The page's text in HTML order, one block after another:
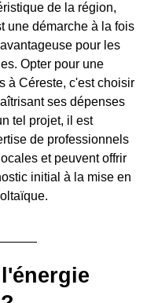
de la région,
une démarche à la fois
pour les
Opter pour une
à Céreste, c'est choisir
ses dépenses
tel projet, il est
de professionnels
et peuvent offrir
initial à la mise en